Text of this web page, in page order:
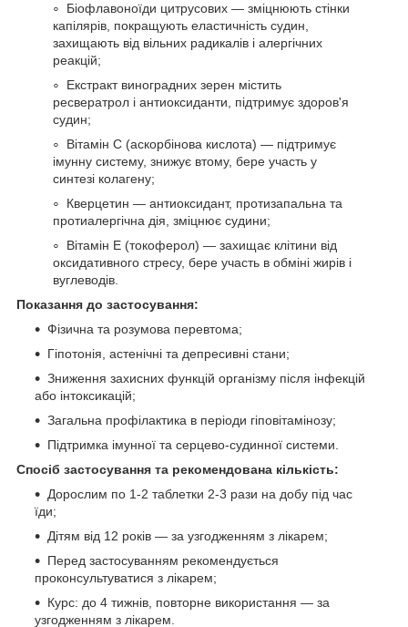
Біофлавоноїди цитрусових — зміцнюють стінки
капілярів, покращують еластичність судин,
захищають від вільних радикалів і алергічних
реакцій;
Екстракт виноградних зерен містить
ресвератрол і антиоксиданти, підтримує здоров'я
судин;
Вітамін С (аскорбінова кислота) — підтримує
імунну систему, знижує втому, бере участь у
синтезі колагену;
Кверцетин — антиоксидант, протизапальна та
протиалергічна дія, зміцнює судини;
Вітамін Е (токоферол) — захищає клітини від
оксидативного стресу, бере участь в обміні жирів і
вуглеводів.
Показання до застосування:
Фізична та розумова перевтома;
Гіпотонія, астенічні та депресивні стани;
Зниження захисних функцій організму після інфекцій
або інтоксикацій;
Загальна профілактика в періоди гіповітамінозу;
Підтримка імунної та серцево-судинної системи.
Спосіб застосування та рекомендована кількість:
Дорослим по 1-2 таблетки 2-3 рази на добу під час
їди;
Дітям від 12 років — за узгодженням з лікарем;
Перед застосуванням рекомендується
проконсультуватися з лікарем;
Курс: до 4 тижнів, повторне використання — за
узгодженням з лікарем.